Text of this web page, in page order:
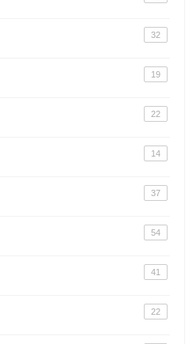
32
19
22
14
37
54
41
22